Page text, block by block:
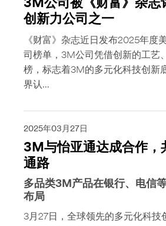
3M公司被《财富》杂志
创新力公司之一
《财富》杂志近日发布2025年度
司榜单，3M公司凭借创新的工艺
榜，标志着3M的多元化科技创新
界认...
2025年03月27日
3M与怡亚通达成合作，
通路
多品类3M产品在银行、电信
布局
3月27日，全球领先的多元化科技